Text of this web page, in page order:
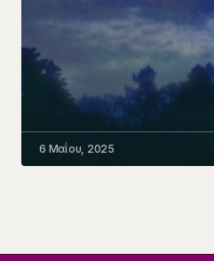
6 Μαΐου, 2025